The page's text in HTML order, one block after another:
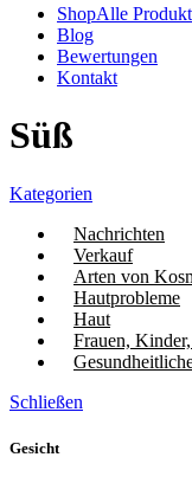
ShopAlle
Blog
Bewertungen
Kontakt
Süß
Kategorien
Nachrichten
Verkauf
Arten von
Hautprobleme
Haut
Frauen,
Schließen
Gesicht